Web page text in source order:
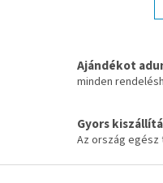
Ajándékot
minden
Gyors
Az ország